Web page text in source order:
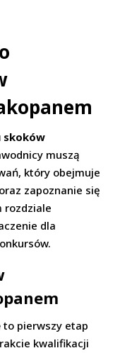
skoków
muszą
który obejmuje
zapoznanie się
rozdziale
dla
to pierwszy etap
kwalifikacji